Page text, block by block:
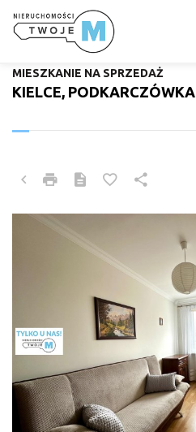
KIELCE, PODKARCZÓWKA
MIESZKANIE NA SPRZEDAŻ